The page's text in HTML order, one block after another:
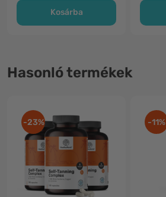
Kosárba
Hasonló termékek
-23% -11%